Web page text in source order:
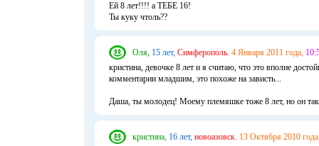
Ей 8 лет!!!! а ТЕБЕ 16!
Ты куку чтоль??
Оля, 15 лет, Симферополь. 4 Января 2011 года,
кристина, девочке 8 лет и я считаю, что это вполне
комментарии младшим, это похоже на зависть...
Даша, ты молодец! Моему племяшке тоже 8 лет, но он
кристина, 16 лет, новоазовск. 13 Октября 2010